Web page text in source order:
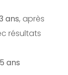
ans, après
résultats
ans